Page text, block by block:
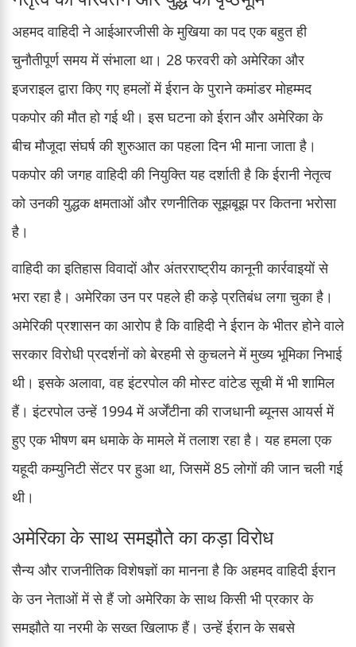
अहमद वाहिदी ने आईआरजीसी के मुखिया का पद एक बहुत ही
चुनौतीपूर्ण समय में संभाला था। 28 फरवरी को अमेरिका और
इजराइल द्वारा किए गए हमलों में ईरान के पुराने कमांडर मोहम्मद
पकपोर की मौत हो गई थी। इस घटना को ईरान और अमेरिका के
बीच मौजूदा संघर्ष की शुरुआत का पहला दिन भी माना जाता है।
पकपोर की जगह वाहिदी की नियुक्ति यह दर्शाती है कि ईरानी नेतृत्व
को उनकी युद्धक क्षमताओं और रणनीतिक सूझबूझ पर कितना भरोसा
है।
वाहिदी का इतिहास विवादों और अंतरराष्ट्रीय कानूनी कार्रवाइयों से
भरा रहा है। अमेरिका उन पर पहले ही कड़े प्रतिबंध लगा चुका है।
अमेरिकी प्रशासन का आरोप है कि वाहिदी ने ईरान के भीतर होने वाले
सरकार विरोधी प्रदर्शनों को बेरहमी से कुचलने में मुख्य भूमिका निभाई
थी। इसके अलावा, वह इंटरपोल की मोस्ट वांटेड सूची में भी शामिल
हैं। इंटरपोल उन्हें 1994 में अर्जेंटीना की राजधानी ब्यूनस आयर्स में
हुए एक भीषण बम धमाके के मामले में तलाश रहा है। यह हमला एक
यहूदी कम्युनिटी सेंटर पर हुआ था, जिसमें 85 लोगों की जान चली गई
थी।
अमेरिका के साथ समझौते का कड़ा विरोध
सैन्य और राजनीतिक विशेषज्ञों का मानना है कि अहमद वाहिदी ईरान
के उन नेताओं में से हैं जो अमेरिका के साथ किसी भी प्रकार के
समझौते या नरमी के सख्त खिलाफ हैं। उन्हें ईरान के सबसे